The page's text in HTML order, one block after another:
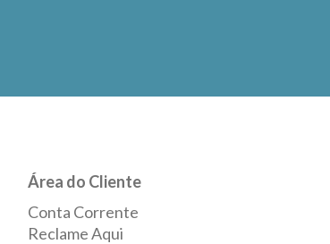
Área do Cliente
Conta Corrente
Reclame Aqui